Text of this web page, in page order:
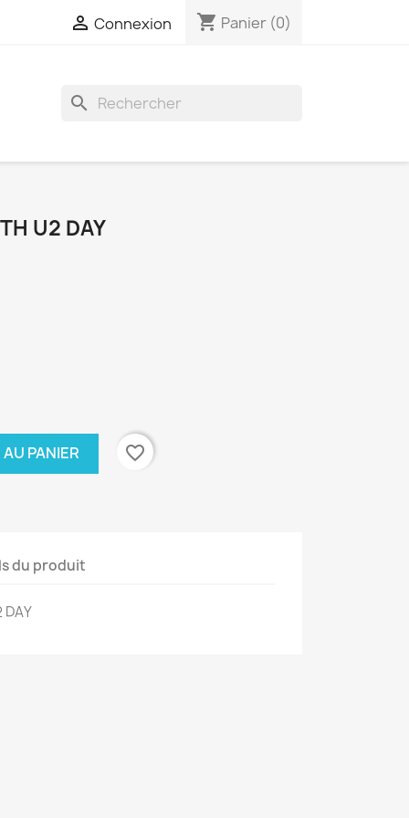
 Connexion shopping_cart Panier (0)
search
U2 DAY
PANIER
favorite_border
du produit
DAY